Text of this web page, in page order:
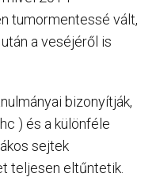
tumormentessé vált,
a veséjéről is
bizonyítják,
) és a különféle
sejtek
teljesen eltűntetik.